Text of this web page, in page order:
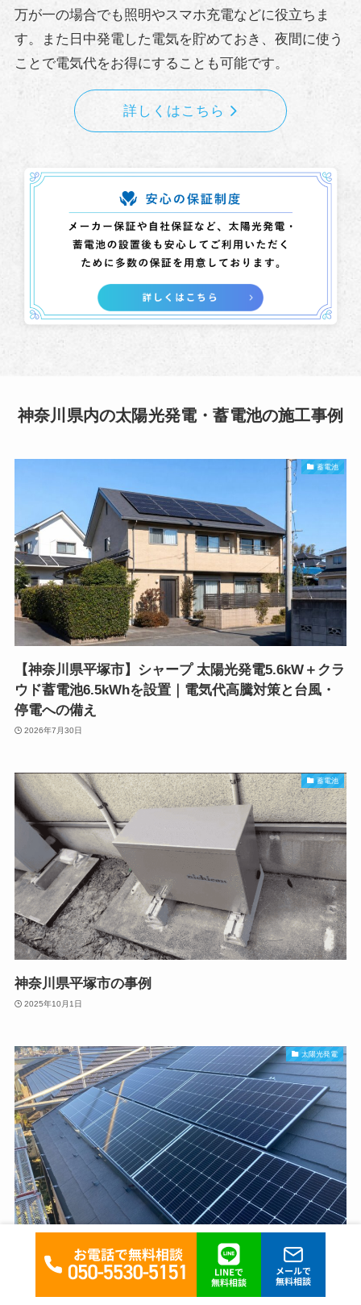
万が一の場合でも照明やスマホ充電などに役立ちま
す。また日中発電した電気を貯めておき、夜間に使う
ことで電気代をお得にすることも可能です。
詳しくはこちら
神奈川県内の太陽光発電・蓄電池の施工事例
蓄電池
【神奈川県平塚市】シャープ 太陽光発電5.6kW＋クラ
ウド蓄電池6.5kWhを設置｜電気代高騰対策と台風・
停電への備え
2026年7月30日
蓄電池
神奈川県平塚市の事例
2025年10月1日
太陽光発電
神奈川県海老名市の事例
2025年2月28日